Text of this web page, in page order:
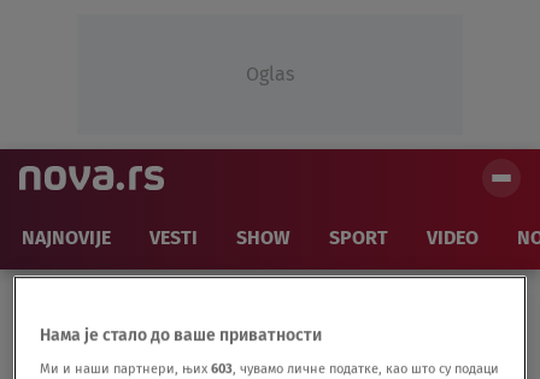
Oglas
NAJNOVIJE VESTI SHOW SPORT VIDEO
Нама је стало до ваше приватности
Ми и наши партнери, њих603, чувамо личне податке, као што су подаци